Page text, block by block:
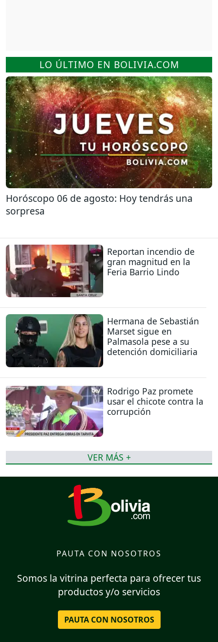
LO ÚLTIMO EN BOLIVIA.COM
Horóscopo 06 de agosto: Hoy tendrás una
sorpresa
Reportan incendio de
gran magnitud en la
Feria Barrio Lindo
Hermana de Sebastián
Marset sigue en
Palmasola pese a su
detención domiciliaria
Rodrigo Paz promete
usar el chicote contra la
corrupción
VER MÁS +
PAUTA CON NOSOTROS
Somos la vitrina perfecta para ofrecer tus
productos y/o servicios
PAUTA CON NOSOTROS